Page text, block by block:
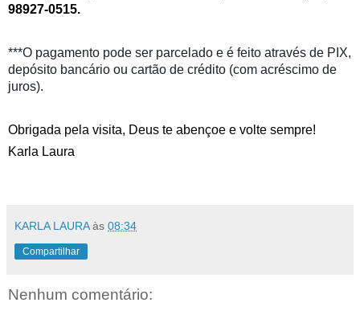
98927-0515.
***O pagamento pode ser parcelado e é feito através de PIX,
depósito bancário ou cartão de crédito (com acréscimo de
juros).
Obrigada pela visita, Deus te abençoe e volte sempre!
Karla Laura
KARLA LAURA às 08:34
Compartilhar
Nenhum comentário: